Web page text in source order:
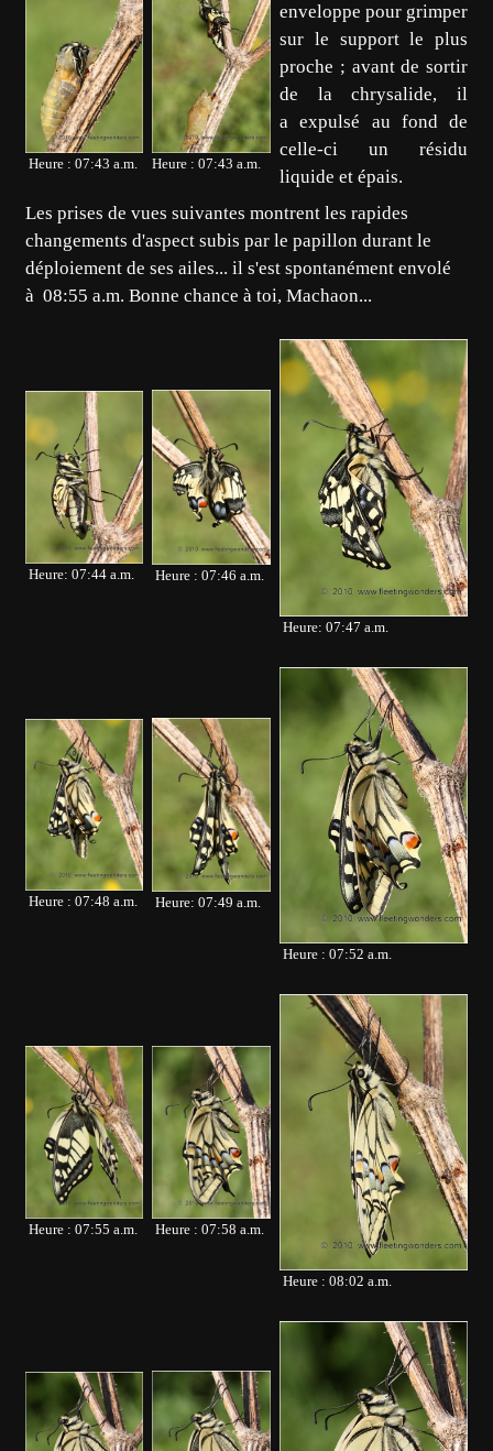
Heure : 07:43 a.m. Heure : 07:43 a.m.
enveloppe pour grimper
sur le support le plus
proche ; avant de sortir
de la chrysalide, il
a expulsé au fond de
celle-ci un résidu
liquide et épais.
Les prises de vues suivantes montrent les rapides
changements d'aspect subis par le papillon durant le
déploiement de ses ailes... il s'est spontanément envolé
à 08:55 a.m. Bonne chance à toi, Machaon...
Heure: 07:44 a.m. Heure : 07:46 a.m.
Heure: 07:47 a.m.
Heure : 07:48 a.m. Heure: 07:49 a.m.
Heure : 07:52 a.m.
Heure : 07:55 a.m. Heure : 07:58 a.m.
Heure : 08:02 a.m.